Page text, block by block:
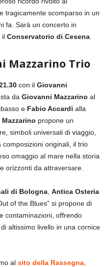
tragicamente scomparso in un
fa. Sarà un concerto in
il Conservatorio di Cesena.
Mazzarino Trio
con il Giovanni
da Giovanni Mazzarino al
e Fabio Accardi alla
propone un
simboli universali di viaggio,
originali, il trio
omaggio al mare nella storia
orizzonti da attraversare.
di Bologna, Antica Osteria
of the Blues” si propone di
contaminazioni, offrendo
altissimo livello in una cornice
al sito della Rassegna,